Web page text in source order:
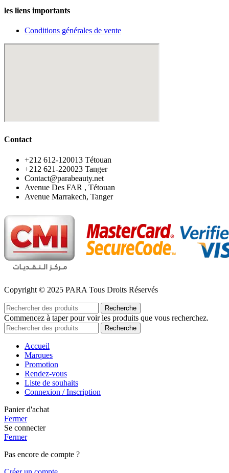
les liens importants
Conditions générales de vente
Contact
‪+212 612-120013 Tétouan
‪+212 621-220023 Tanger
Contact@parabeauty.net
Avenue Des FAR , Tétouan
Avenue Marrakech, Tanger
Copyright © 2025 PARA Tous Droits Réservés
Recherche
Commencez à taper pour voir les produits que vous recherchez.
Recherche
Accueil
Marques
Promotion
Rendez-vous
Liste de souhaits
Connexion / Inscription
Panier d'achat
Fermer
Se connecter
Fermer
Pas encore de compte ?